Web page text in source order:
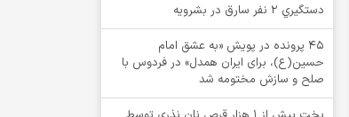
دستگيري 2 نفر سارق در بشرويه
۴۵ پرونده در پویش «به عشق امام
حسین(ع)، برای ایران همدل» در فردوس با
صلح و سازش مختومه شد